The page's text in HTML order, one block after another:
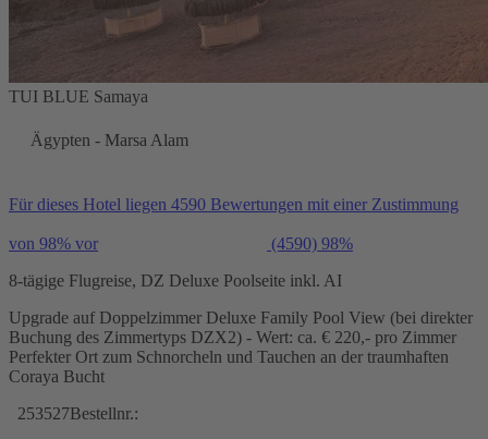
TUI BLUE Samaya
Ägypten - Marsa Alam
Für dieses Hotel liegen 4590 Bewertungen mit einer Zustimmung
von 98% vor (4590) 98%
8-tägige Flugreise, DZ Deluxe Poolseite inkl. AI
Upgrade auf Doppelzimmer Deluxe Family Pool View (bei direkter
Buchung des Zimmertyps DZX2) - Wert: ca. € 220,- pro Zimmer
Perfekter Ort zum Schnorcheln und Tauchen an der traumhaften
Coraya Bucht
253527Bestellnr.: